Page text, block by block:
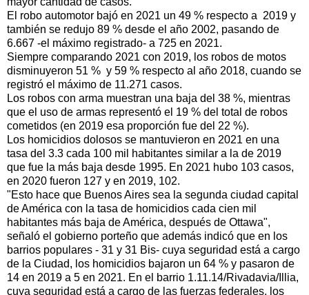
El robo automotor bajó en 2021 un 49 % respecto a 2019 y
también se redujo 89 % desde el año 2002, pasando de
6.667 -el máximo registrado- a 725 en 2021.
Siempre comparando 2021 con 2019, los robos de motos
disminuyeron 51 % y 59 % respecto al año 2018, cuando se
registró el máximo de 11.271 casos.
Los robos con arma muestran una baja del 38 %, mientras
que el uso de armas representó el 19 % del total de robos
cometidos (en 2019 esa proporción fue del 22 %).
Los homicidios dolosos se mantuvieron en 2021 en una
tasa del 3.3 cada 100 mil habitantes similar a la de 2019
que fue la más baja desde 1995. En 2021 hubo 103 casos,
en 2020 fueron 127 y en 2019, 102.
"Esto hace que Buenos Aires sea la segunda ciudad capital
de América con la tasa de homicidios cada cien mil
habitantes más baja de América, después de Ottawa",
señaló el gobierno porteño que además indicó que en los
barrios populares - 31 y 31 Bis- cuya seguridad está a cargo
de la Ciudad, los homicidios bajaron un 64 % y pasaron de
14 en 2019 a 5 en 2021. En el barrio 1.11.14/Rivadavia/Illia,
cuya seguridad está a cargo de las fuerzas federales, los